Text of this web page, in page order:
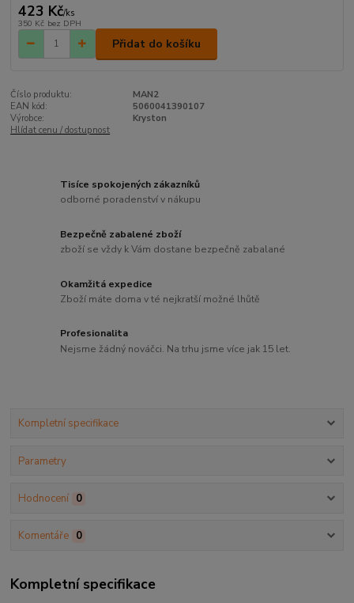
423 Kč/ks
350 Kč bez DPH
Přidat do košíku
Číslo produktu:
MAN2
EAN kód:
5060041390107
Výrobce:
Kryston
Hlídat cenu / dostupnost
Tisíce spokojených zákazníků
odborné poradenství v nákupu
Bezpečně zabalené zboží
zboží se vždy k Vám dostane bezpečně zabalané
Okamžitá expedice
Zboží máte doma v té nejkratší možné lhůtě
Profesionalita
Nejsme žádný nováčci. Na trhu jsme více jak 15 let.
Kompletní specifikace
Parametry
Hodnocení 0
Komentáře 0
Kompletní specifikace